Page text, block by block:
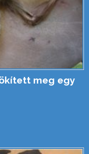
meg egy